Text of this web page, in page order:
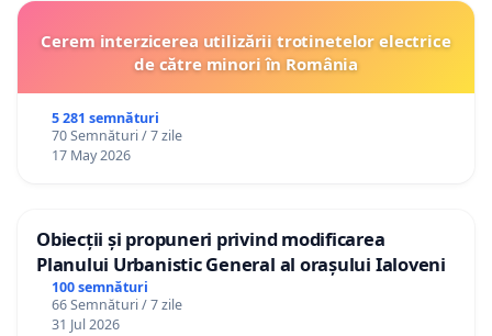
Cerem interzicerea utilizării trotinetelor electrice
de către minori în România
5 281 semnături
70 Semnături / 7 zile
17 May 2026
Obiecții și propuneri privind modificarea
Planului Urbanistic General al orașului Ialoveni
100 semnături
66 Semnături / 7 zile
31 Jul 2026